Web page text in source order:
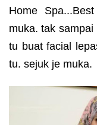
Home
muka. tak
tu buat facial
tu. sejuk je muka.